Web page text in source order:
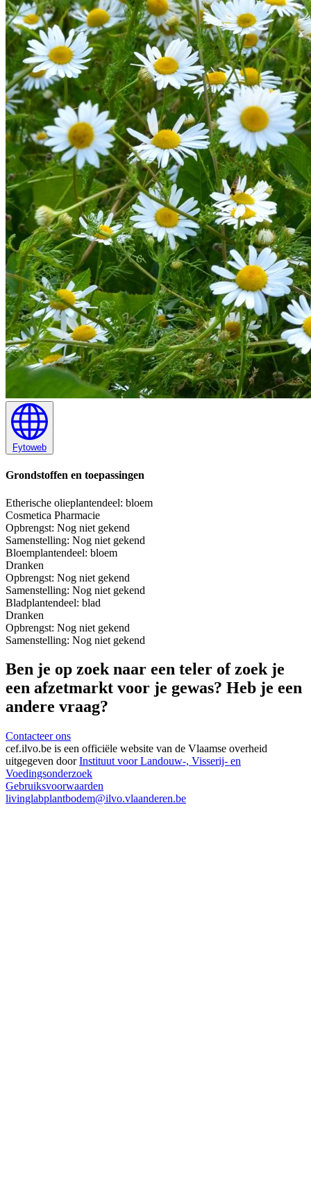
Fytoweb
Grondstoffen en toepassingen
Etherische olieplantendeel: bloem
Cosmetica Pharmacie
Opbrengst: Nog niet gekend
Samenstelling: Nog niet gekend
Bloemplantendeel: bloem
Dranken
Opbrengst: Nog niet gekend
Samenstelling: Nog niet gekend
Bladplantendeel: blad
Dranken
Opbrengst: Nog niet gekend
Samenstelling: Nog niet gekend
Ben je op zoek naar een teler of zoek je
een afzetmarkt voor je gewas? Heb je een
andere vraag?
Contacteer ons
cef.ilvo.be is een officiële website van de Vlaamse overheid
uitgegeven doorInstituut voor Landouw-, Visserij- en
Voedingsonderzoek
Gebruiksvoorwaarden
livinglabplantbodem@ilvo.vlaanderen.be